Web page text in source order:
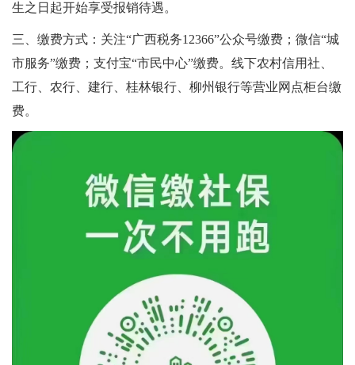
生之日起开始享受报销待遇。
三、缴费方式：关注“广西税务12366”公众号缴费；微信“城
市服务”缴费；支付宝“市民中心”缴费。线下农村信用社、
工行、农行、建行、桂林银行、柳州银行等营业网点柜台缴
费。